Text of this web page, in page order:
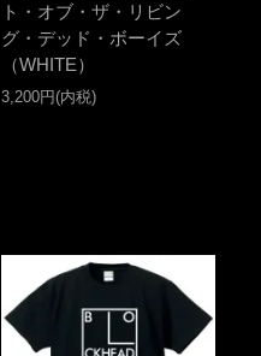
ト・オブ・ザ・リビン
グ・デッド・ボーイズ
（WHITE）
3,200円(内税)